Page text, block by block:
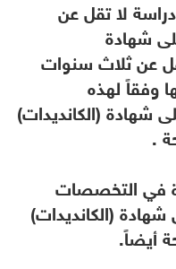
دراسة لا تقل عن
شهادة
عن ثلاث سنوات
وفقاً لهذه
شهادة (الكانديدات)
.
في التخصصات
(الكانديدات)
أيضاً.